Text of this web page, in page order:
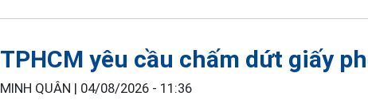
TPHCM yêu cầu chấm dứt giấy
MINH QUÂN | 04/08/2026 - 11:36